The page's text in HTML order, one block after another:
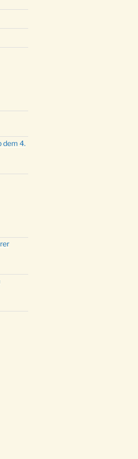
dem 4.